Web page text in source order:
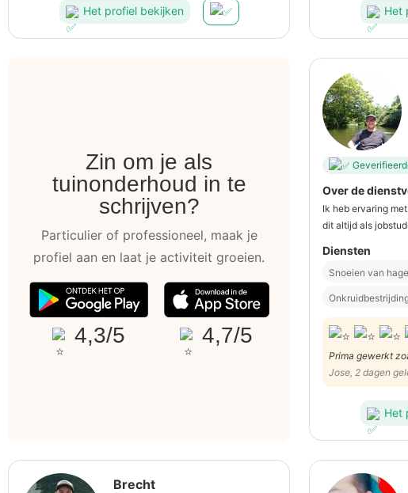
Het profiel bekijken Het
Zin om je als
tuinonderhoud in te
schrijven?
Particulier of professioneel, maak je
profiel aan en laat je activiteit groeien.
4,3/5 4,7/5
Over de
Ik heb ervaring
dit altijd als
Diensten
Snoeien van
Prima gewerkt
Jose, 2 dagen
Het
Brecht